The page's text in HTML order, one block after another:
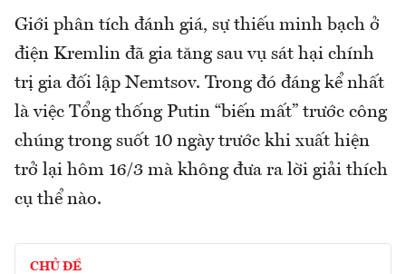
Giới phân tích đánh giá, sự thiếu minh bạch ở
điện Kremlin đã gia tăng sau vụ sát hại chính
trị gia đối lập Nemtsov. Trong đó đáng kể nhất
là việc Tổng thống Putin “biến mất” trước công
chúng trong suốt 10 ngày trước khi xuất hiện
trở lại hôm 16/3 mà không đưa ra lời giải thích
cụ thể nào.
CHỦ ĐỀ